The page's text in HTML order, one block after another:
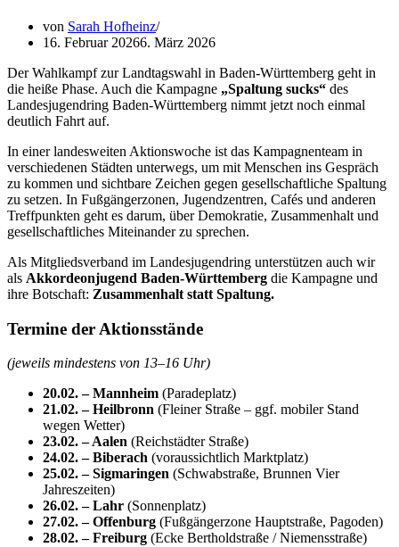
von Sarah Hofheinz
16. Februar 20266. März 2026
Der Wahlkampf zur Landtagswahl in Baden-Württemberg geht in
die heiße Phase. Auch die Kampagne „Spaltung sucks“ des
Landesjugendring Baden-Württemberg nimmt jetzt noch einmal
deutlich Fahrt auf.
In einer landesweiten Aktionswoche ist das Kampagnenteam in
verschiedenen Städten unterwegs, um mit Menschen ins Gespräch
zu kommen und sichtbare Zeichen gegen gesellschaftliche Spaltung
zu setzen. In Fußgängerzonen, Jugendzentren, Cafés und anderen
Treffpunkten geht es darum, über Demokratie, Zusammenhalt und
gesellschaftliches Miteinander zu sprechen.
Als Mitgliedsverband im Landesjugendring unterstützen auch wir
als Akkordeonjugend Baden-Württemberg die Kampagne und
ihre Botschaft: Zusammenhalt statt Spaltung.
Termine der Aktionsstände
(jeweils mindestens von 13–16 Uhr)
20.02. – Mannheim (Paradeplatz)
21.02. – Heilbronn (Fleiner Straße – ggf. mobiler Stand
wegen Wetter)
23.02. – Aalen (Reichstädter Straße)
24.02. – Biberach (voraussichtlich Marktplatz)
25.02. – Sigmaringen (Schwabstraße, Brunnen Vier
Jahreszeiten)
26.02. – Lahr (Sonnenplatz)
27.02. – Offenburg (Fußgängerzone Hauptstraße, Pagoden)
28.02. – Freiburg (Ecke Bertholdstraße / Niemensstraße)